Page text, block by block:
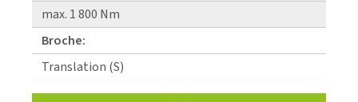
max. 1 800 Nm
Broche:
Translation (S)